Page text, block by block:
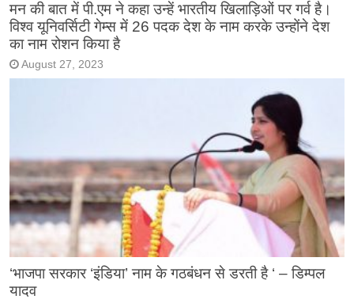
मन की बात में पी.एम ने कहा उन्हें भारतीय खिलाड़िओं पर गर्व है।
विश्व यूनिवर्सिटी गेम्स में 26 पदक देश के नाम करके उन्होंने देश
का नाम रोशन किया है
August 27, 2023
‘भाजपा सरकार ‘इंडिया’ नाम के गठबंधन से डरती है ‘ – डिम्पल
यादव